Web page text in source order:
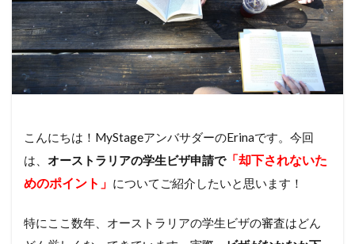
こんにちは！MyStageアンバサダーのErinaです。今回
は、 オーストラリアの学生ビザ申請で「却下されないた
めのポイント」 についてご紹介したいと思います！
特にここ数年、オーストラリアの学生ビザの審査はどん